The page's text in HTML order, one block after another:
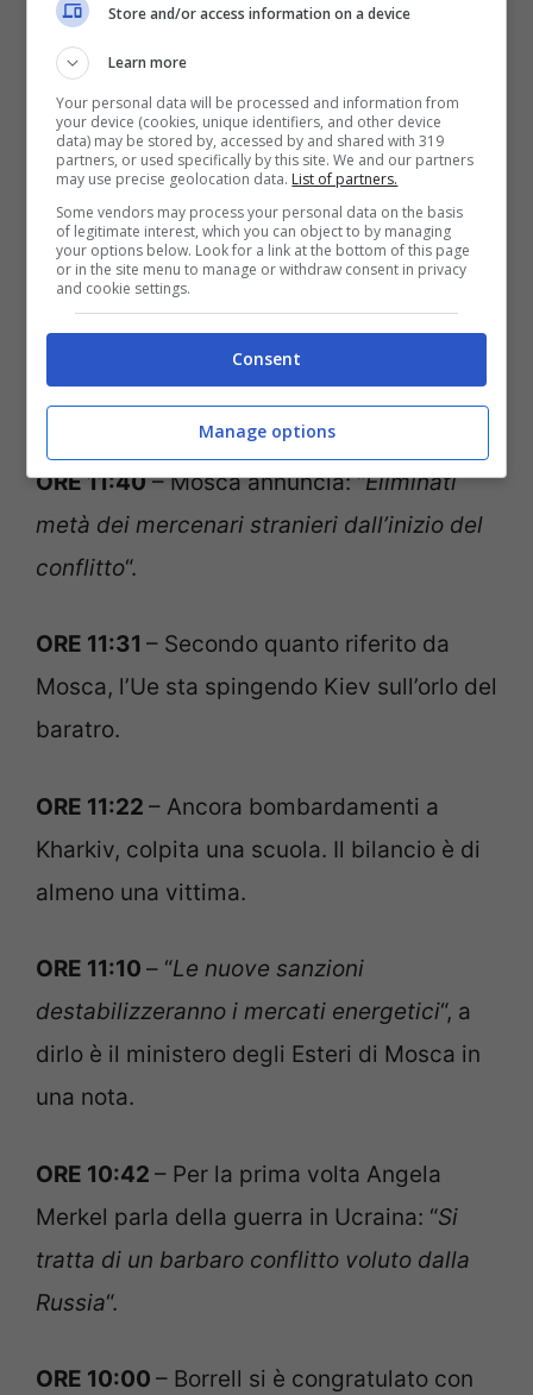
ORE 13:30– E’ stato colpito lo storico
monastero di Svyatogorsk in Ucraina. Il
bilancio è di almeno tre morti.
ORE 13:10– Secondo le ultime
dichiarazioni di Zelensky, la Russia ha
preso il controllo del 20% del
territorioucraino.
ORE 11:40– Mosca annuncia: “Eliminati
metà dei mercenari stranieri dall’inizio del
conflitto“.
ORE 11:31 – Secondo quanto riferito da
Mosca, l’Ue sta spingendo Kiev sull’orlo del
baratro.
ORE 11:22 – Ancora bombardamenti a
Kharkiv, colpita una scuola. Il bilancio è di
almeno una vittima.
ORE 11:10 – “Le nuove sanzioni
destabilizzeranno i mercati energetici“, a
dirlo è il ministero degli Esteri di Mosca in
una nota.
ORE 10:42 – Per la prima volta Angela
Merkel parla della guerra in Ucraina: “Si
tratta di un barbaro conflitto voluto dalla
Russia“.
ORE 10:00 – Borrell si è congratulato con
Store and/or access information on a device
Learn more
Your personal data will be processed and information from
your device (cookies, unique identifiers, and other device
data) may be stored by, accessed by and shared with 319
partners, or used specifically by this site. We and our partners
may use precise geolocation data. List of partners.
Some vendors may process your personal data on the basis
of legitimate interest, which you can object to by managing
your options below. Look for a link at the bottom of this page
or in the site menu to manage or withdraw consent in privacy
and cookie settings.
Consent
Manage options